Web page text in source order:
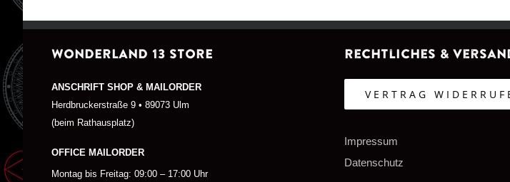
WONDERLAND 13 STORE
ANSCHRIFT SHOP & MAILORDER
Herdbruckerstraße 9 • 89073 Ulm
(beim Rathausplatz)
OFFICE MAILORDER
Montag bis Freitag: 09:00 – 17:00 Uhr
Rechtliches &
VERTRAG
Impressum
Datenschutz